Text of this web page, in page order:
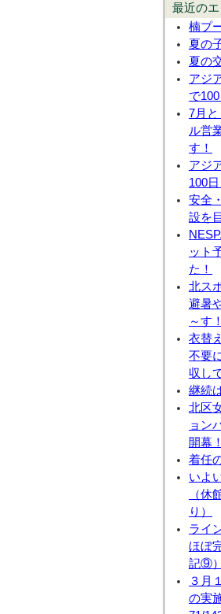
最近の
楠プ
夏の
夏の
アジ
で100
7月
ル営
す！
アジ
100日
安全
設を
ット
た！
北ス
避暑
～す！
衣替
不要
収し
継続
北区
ョン
開幕！
着任
いよ
（休
り）
ライ
ほぼ
記⑨）
３月
の実